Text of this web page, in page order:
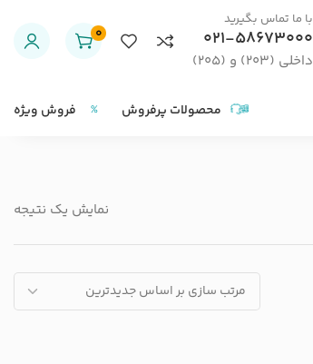
با ما تماس بگیرید
021-58673000
داخلی (203) و (205)
0
محصولات پرفروش فروش ویژه
نمایش یک نتیجه